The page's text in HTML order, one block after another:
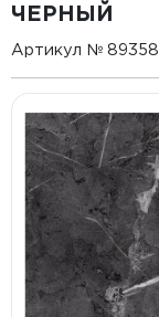
ЧЕРНЫЙ
Артикул № 89358